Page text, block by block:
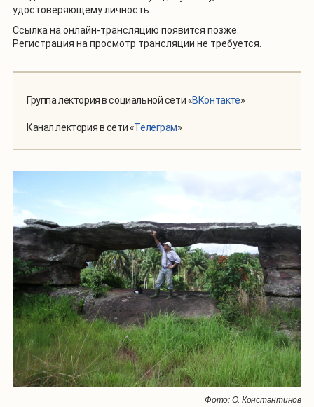
удостоверяющему личность.
Ссылка на онлайн-трансляцию появится позже.
Регистрация на просмотр трансляции не требуется.
Группа лектория в социальной сети «ВКонтакте»
Канал лектория в сети «Телеграм»
Фото: О. Константинов